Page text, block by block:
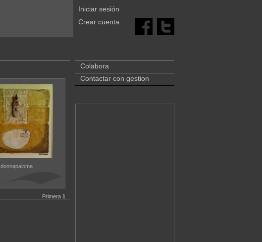
Iniciar sesión
Crear cuenta
donnapaloma
Primera 1
Colabora
Contactar con gestion